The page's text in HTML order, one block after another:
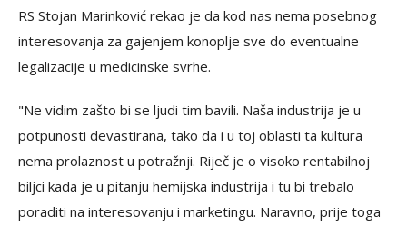
RS Stojan Marinković rekao je da kod nas nema posebnog
interesovanja za gajenjem konoplje sve do eventualne
legalizacije u medicinske svrhe.
"Ne vidim zašto bi se ljudi tim bavili. Naša industrija je u
potpunosti devastirana, tako da i u toj oblasti ta kultura
nema prolaznost u potražnji. Riječ je o visoko rentabilnoj
biljci kada je u pitanju hemijska industrija i tu bi trebalo
poraditi na interesovanju i marketingu. Naravno, prije toga